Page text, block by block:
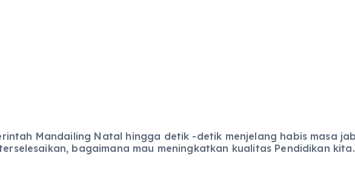
Mandailing Natal hingga detik -detik menjelang habis masa
bagaimana mau meningkatkan kualitas Pendidikan